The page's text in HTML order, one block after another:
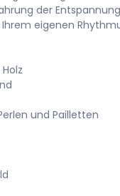
der
Ihrem eigenen
und Pailletten